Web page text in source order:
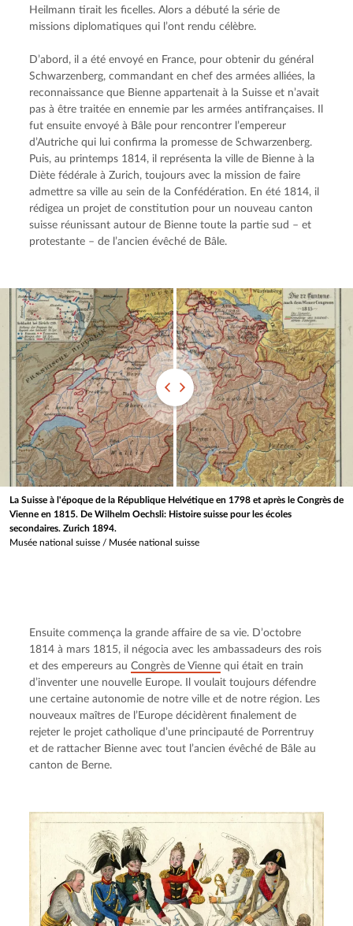
Heilmann tirait les ficelles. Alors a débuté la série de
missions diplomatiques qui l’ont rendu célèbre.
D’abord, il a été envoyé en France, pour obtenir du général
Schwarzenberg, commandant en chef des armées alliées, la
reconnaissance que Bienne appartenait à la Suisse et n’avait
pas à être traitée en ennemie par les armées antifrançaises. Il
fut ensuite envoyé à Bâle pour rencontrer l’empereur
d’Autriche qui lui confirma la promesse de Schwarzenberg.
Puis, au printemps 1814, il représenta la ville de Bienne à la
Diète fédérale à Zurich, toujours avec la mission de faire
admettre sa ville au sein de la Confédération. En été 1814, il
rédigea un projet de constitution pour un nouveau canton
suisse réunissant autour de Bienne toute la partie sud – et
protestante – de l’ancien évêché de Bâle.
La Suisse à l'époque de la République Helvétique en 1798 et après le Congrès de
Vienne en 1815. De Wilhelm Oechsli: Histoire suisse pour les écoles
secondaires. Zurich 1894.
Musée national suisse / Musée national suisse
Ensuite commença la grande affaire de sa vie. D’octobre
1814 à mars 1815, il négocia avec les ambassadeurs des rois
et des empereurs au Congrès de Vienne qui était en train
d’inventer une nouvelle Europe. Il voulait toujours défendre
une certaine autonomie de notre ville et de notre région. Les
nouveaux maîtres de l’Europe décidèrent finalement de
rejeter le projet catholique d’une principauté de Porrentruy
et de rattacher Bienne avec tout l’ancien évêché de Bâle au
canton de Berne.